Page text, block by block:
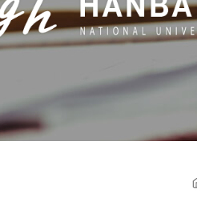
진로개발로드맵
행사안내